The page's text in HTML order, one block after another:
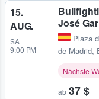
15.
AUG.
SA
9:00 PM
José
Plaza
de Madrid,
Nächste
ab 37 $